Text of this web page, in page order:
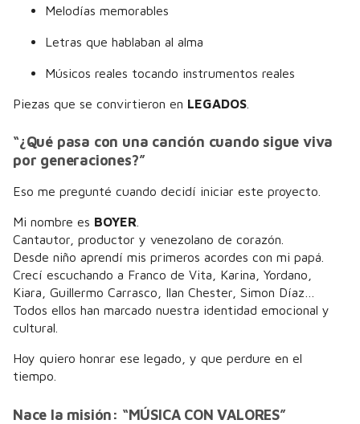
Melodías memorables
Letras que hablaban al alma
Músicos reales tocando instrumentos reales
Piezas que se convirtieron en LEGADOS
“¿Qué pasa con una canción cuando sigue viva
por generaciones?”
Eso me pregunté cuando decidí iniciar este proyecto.
Mi nombre es BOYER
Cantautor, productor y venezolano de corazón.
Desde niño aprendí mis primeros acordes con mi papá.
Crecí escuchando a Franco de Vita, Karina, Yordano,
Kiara, Guillermo Carrasco, Ilan Chester, Simon Díaz…
Todos ellos han marcado nuestra identidad emocional y
cultural.
Hoy quiero honrar ese legado, y que perdure en el
tiempo.
Nace la misión: “MÚSICA CON VALORES”